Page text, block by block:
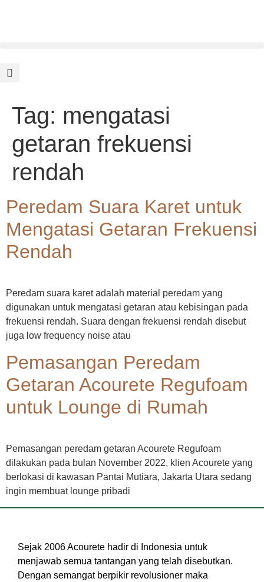
Tag: mengatasi
getaran frekuensi
rendah
Peredam Suara Karet untuk
Mengatasi Getaran Frekuensi
Rendah
Peredam suara karet adalah material peredam yang
digunakan untuk mengatasi getaran atau kebisingan pada
frekuensi rendah. Suara dengan frekuensi rendah disebut
juga low frequency noise atau
Pemasangan Peredam
Getaran Acourete Regufoam
untuk Lounge di Rumah
Pemasangan peredam getaran Acourete Regufoam
dilakukan pada bulan November 2022, klien Acourete yang
berlokasi di kawasan Pantai Mutiara, Jakarta Utara sedang
ingin membuat lounge pribadi
Sejak 2006 Acourete hadir di Indonesia untuk
menjawab semua tantangan yang telah disebutkan.
Dengan semangat berpikir revolusioner maka